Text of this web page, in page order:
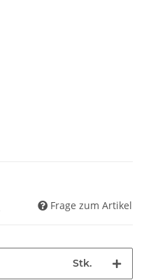
Frage zum Artikel
Stk.